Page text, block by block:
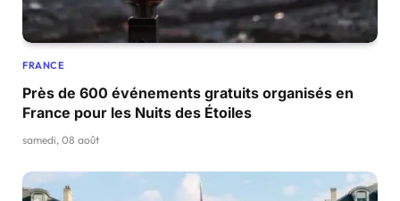
FRANCE
Près de 600 événements gratuits organisés en
France pour les Nuits des Étoiles
samedi, 08 août